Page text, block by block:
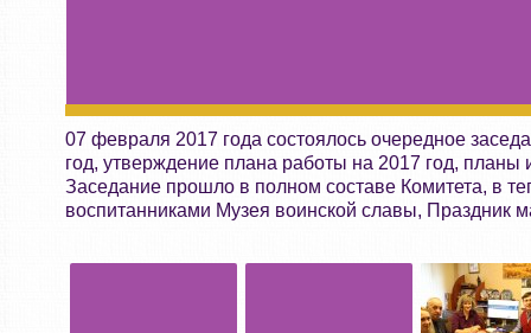
07 февраля 2017 года состоялось очередное
год, утверждение плана работы на 2017 год, планы
Заседание прошло в полном составе Комитета, в
воспитанниками Музея воинской славы, Праздник